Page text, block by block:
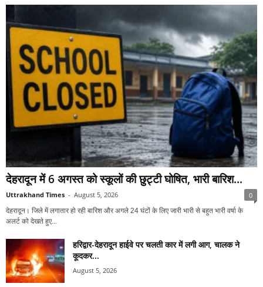
देहरादून में 6 अगस्त को स्कूलों की छुट्टी घोषित, भारी बारिश...
Uttrakhand Times - August 5, 2026 0
देहरादून। जिले में लगातार हो रही बारिश और अगले 24 घंटों के लिए जारी भारी से बहुत भारी वर्षा के
अलर्ट को देखते हुए...
हरिद्वार-देहरादून हाईवे पर चलती कार में लगी आग, चालक ने
कूदकर...
August 5, 2026